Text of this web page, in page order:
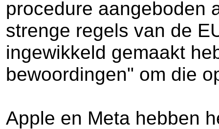
procedure aangeboden
strenge regels van de
ingewikkeld gemaakt
bewoordingen" om die
Apple en Meta hebben